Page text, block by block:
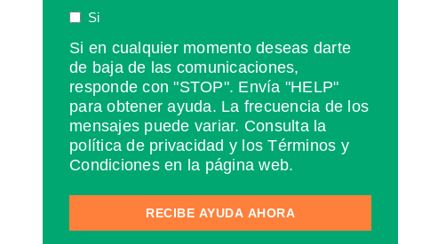
Si
Si en cualquier momento deseas darte
de baja de las comunicaciones,
responde con "STOP". Envía "HELP"
para obtener ayuda. La frecuencia de los
mensajes puede variar. Consulta la
política de privacidad y los Términos y
Condiciones en la página web.